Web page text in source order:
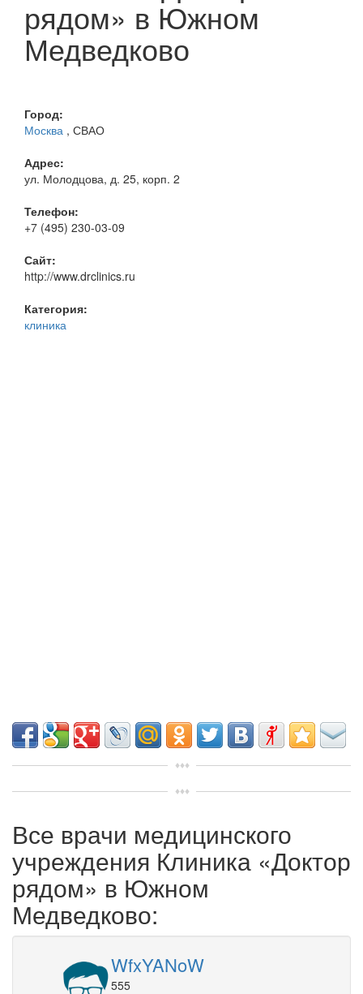
рядом» в Южном
Медведково
Город:
Москва , СВАО
Адрес:
ул. Молодцова, д. 25, корп. 2
Телефон:
+7 (495) 230-03-09
Сайт:
http://www.drclinics.ru
Категория:
клиника
Все врачи медицинского
учреждения Клиника «Доктор
рядом» в Южном
Медведково:
WfxYANoW
555